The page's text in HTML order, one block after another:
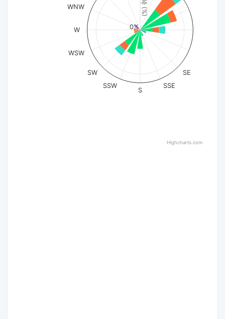
SE
SSE
S
SSW
SW
WSW
W
WNW
0%
Highcharts.com